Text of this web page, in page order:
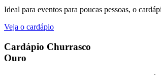
Ideal para eventos para poucas pessoas, o
Veja o cardápio
Cardápio Churrasco
Ouro